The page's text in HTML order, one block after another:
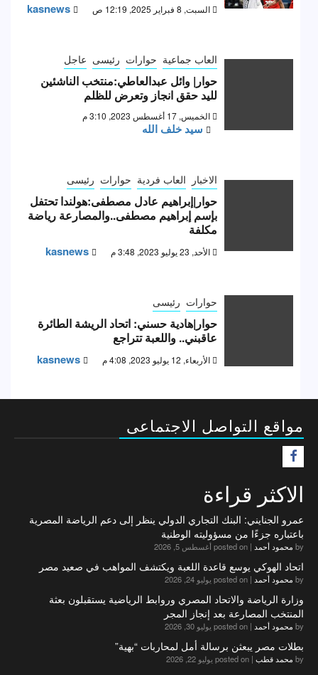
السبت, 8 فبراير 2025, 12:19 ص kasnews
العاب جماعية حوارات رئيسى عاجل
حوار| وائل عبدالعاطي:منتخب الناشئين
لليد حقق انجاز وتعرض للظلم
الخميس, 17 أغسطس 2023, 3:10 م
سيد خلف الله
الاخبار العاب فردية حوارات رئيسى
حوار|إبراهيم عادل مصطفى:هولندا تحتفل
بإسم إبراهيم مصطفى..والمصارعة رياضة
مكلفة
الأحد, 23 يوليو 2023, 3:48 م kasnews
حوارات رئيسى
حوار|هادية حسني: اتحاد الريشة الطائرة
عاقبني.. واللعبة تتراجع
الأربعاء, 12 يوليو 2023, 4:08 م kasnews
مواقع التواصل الاجتماعى
الاكثر قراءة
عمرو الجنايني: البنك التجاري الدولي ينظر إلى دعم الرياضة المصرية
باعتباره جزءًا من مسؤوليته الوطنية
by محمود أحمد | posted on أغسطس 5, 2026
اتحاد الهوكي يوسع قاعدة اللعبة ويكتشف المواهب في صعيد مصر
by محمود أحمد | posted on يوليو 24, 2026
وزارة الرياضة والاتحاد المصري وروابط الرياضية يستقبلون بعثة
المنتخب المصارعة بعد إنجاز المجر
by محمود أحمد | posted on يوليو 30, 2026
بطلات مصر يبعثن برسالة أمل لمحاربات “بهية”
by محمد قطب | posted on يوليو 22, 2026